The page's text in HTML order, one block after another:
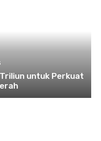
untuk Perkuat